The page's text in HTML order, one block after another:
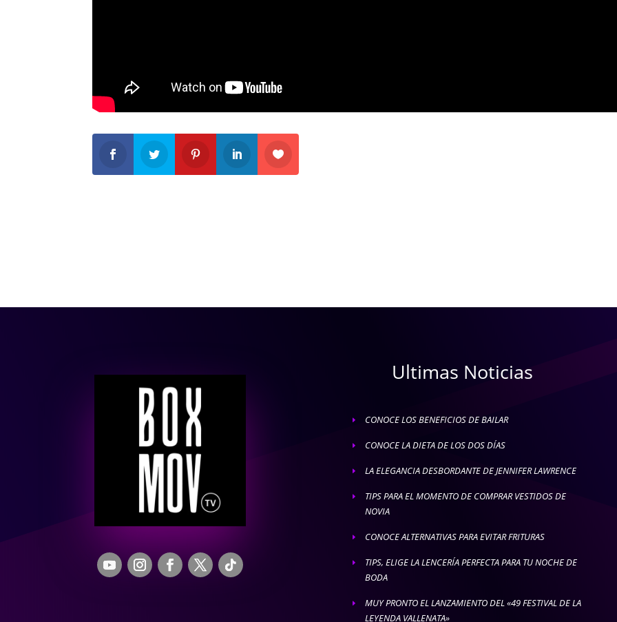
Ultimas Noticias
E CONOCE LOS BENEFICIOS DE BAILAR
E CONOCE LA DIETA DE LOS DOS DÍAS
E LA ELEGANCIA DESBORDANTE DE JENNIFER LAWRENCE
E
TIPS PARA EL MOMENTO DE COMPRAR VESTIDOS DE
NOVIA
E CONOCE ALTERNATIVAS PARA EVITAR FRITURAS
E
TIPS, ELIGE LA LENCERÍA PERFECTA PARA TU NOCHE DE
BODA
E
MUY PRONTO EL LANZAMIENTO DEL «49 FESTIVAL DE LA
LEYENDA VALLENATA»